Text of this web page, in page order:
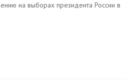
на выборах президента России в